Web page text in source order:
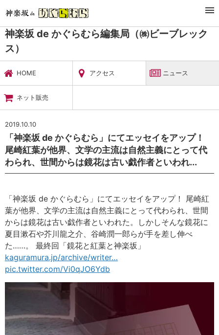
暮らし・娯楽
神楽坂 de かぐらむら編集局（㈱ビーブレックス）
ニュース
神楽坂 de かぐらむら編集局（㈱ビーブレック
ス）
HOME アクセス ニュース
ネット販売
2019.10.10
「神楽坂 de かぐらむら」にてエッセイをアップ！
尾崎紅葉が他界、文学の主流は自然主義にとって代
わられ、世間からは鏡花は古い戯作者といわれ...
「神楽坂 de かぐらむら」にてエッセイをアップ！ 尾崎紅
葉が他界、文学の主流は自然主義にとって代わられ、世間
からは鏡花は古い戯作者といわれた。しかしそんな鏡花に
夏目漱石や芥川龍之介、谷崎潤一郎らが手を差し伸べ
た……。 最終回「鏡花と紅葉と神楽坂」
kaguramura.jp/archive/writer…
pic.twitter.com/Vi0qJO6Ydb